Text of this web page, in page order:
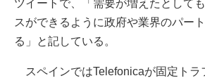
ツイートで、「需要が増えたとして
スができるように政府や業界のパー
る」と記している。
スペインではTelefonicaが固定トラ